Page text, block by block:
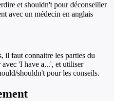
et shouldn't pour déconseiller
avec un médecin en anglais
il faut connaitre les parties du
'I have a...', et utiliser
shouldn't pour les conseils.